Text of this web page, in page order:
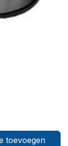
toevoegen